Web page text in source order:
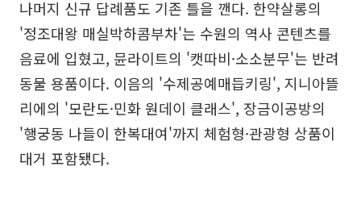
나머지 신규 답례품도 기존 틀을 깬다. 한약살롱의
'정조대왕 매실박하콤부차'는 수원의 역사 콘텐츠를
음료에 입혔고, 뮨라이트의 '캣따비·소소분무'는 반려
동물 용품이다. 이음의 '수제공예매듭키링', 지니아뜰
리에의 '모란도·민화 원데이 클래스', 장금이공방의
'행궁동 나들이 한복대여'까지 체험형·관광형 상품이
대거 포함됐다.